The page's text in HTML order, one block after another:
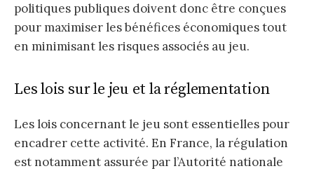
politiques publiques doivent donc être conçues
pour maximiser les bénéfices économiques tout
en minimisant les risques associés au jeu.
Les lois sur le jeu et la réglementation
Les lois concernant le jeu sont essentielles pour
encadrer cette activité. En France, la régulation
est notamment assurée par l’Autorité nationale